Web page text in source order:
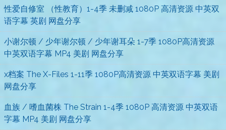
性爱自修室 （性教育）1-4季 未删减 1080P 高清资源 中英双
语字幕 英剧 网盘分享
小谢尔顿 / 少年谢尔顿 / 少年谢耳朵 1-7季 1080P高清资源
中英双语字幕 MP4 美剧 网盘分享
x档案 The X-Files 1-11季 1080P高清资源 中英双语字幕 美剧
网盘分享
血族 / 嗜血菌株 The Strain 1-4季 1080P 高清资源 中英双语
字幕 MP4 美剧 网盘分享